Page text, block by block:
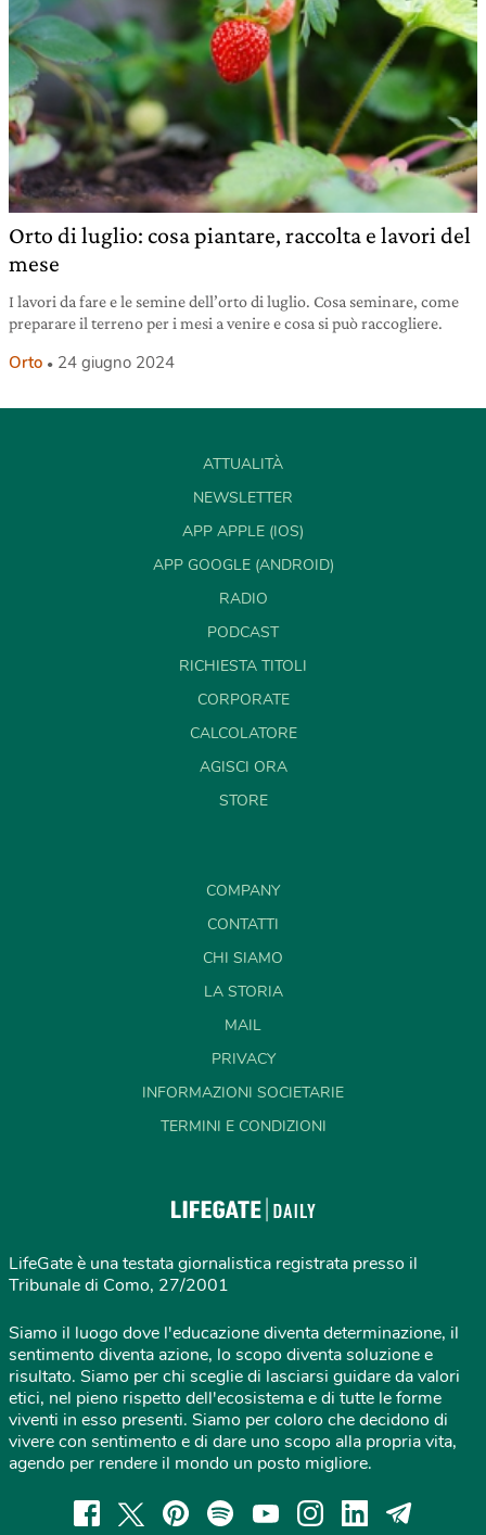
Orto di luglio: cosa piantare, raccolta e lavori del
mese
I lavori da fare e le semine dell’orto di luglio. Cosa seminare, come
preparare il terreno per i mesi a venire e cosa si può raccogliere.
Orto 24 giugno 2024
ATTUALITÀ
NEWSLETTER
APP APPLE (IOS)
APP GOOGLE (ANDROID)
RADIO
PODCAST
RICHIESTA TITOLI
CORPORATE
CALCOLATORE
AGISCI ORA
STORE
COMPANY
CONTATTI
CHI SIAMO
LA STORIA
MAIL
PRIVACY
INFORMAZIONI SOCIETARIE
TERMINI E CONDIZIONI
LifeGate è una testata giornalistica registrata presso il
Tribunale di Como, 27/2001
Siamo il luogo dove l'educazione diventa determinazione, il
sentimento diventa azione, lo scopo diventa soluzione e
risultato. Siamo per chi sceglie di lasciarsi guidare da valori
etici, nel pieno rispetto dell'ecosistema e di tutte le forme
viventi in esso presenti. Siamo per coloro che decidono di
vivere con sentimento e di dare uno scopo alla propria vita,
agendo per rendere il mondo un posto migliore.